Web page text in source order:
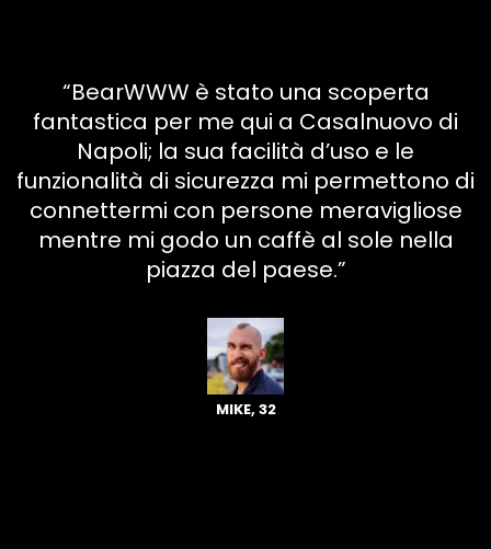
“BearWWW è stato una scoperta
fantastica per me qui a Casalnuovo di
Napoli; la sua facilità d’uso e le
funzionalità di sicurezza mi permettono di
connettermi con persone meravigliose
mentre mi godo un caffè al sole nella
piazza del paese.”
MIKE, 32